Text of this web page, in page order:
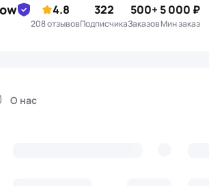
4.8
208 отзывов
322
подписчика
500+
Заказов
5 000 ₽
Мин заказ
О нас